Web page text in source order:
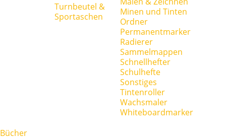
Turnbeutel &
Sportaschen
Minen und Tinten
Ordner
Permanentmarker
Radierer
Sammelmappen
Schnellhefter
Schulhefte
Sonstiges
Tintenroller
Wachsmaler
Whiteboardmarker
Bücher